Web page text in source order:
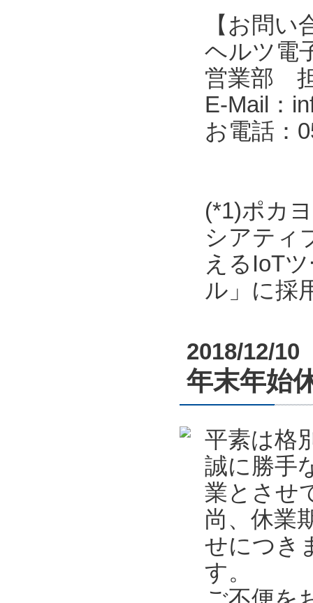
【お問い
ヘルツ電
営業部
E-Mail：
お電話：
(*1)ポカ
シアティ
えるIoT
ル」に採
2018/12/10
年末年始
平素は格
誠に勝手
業とさせ
尚、休業
せにつき
す。